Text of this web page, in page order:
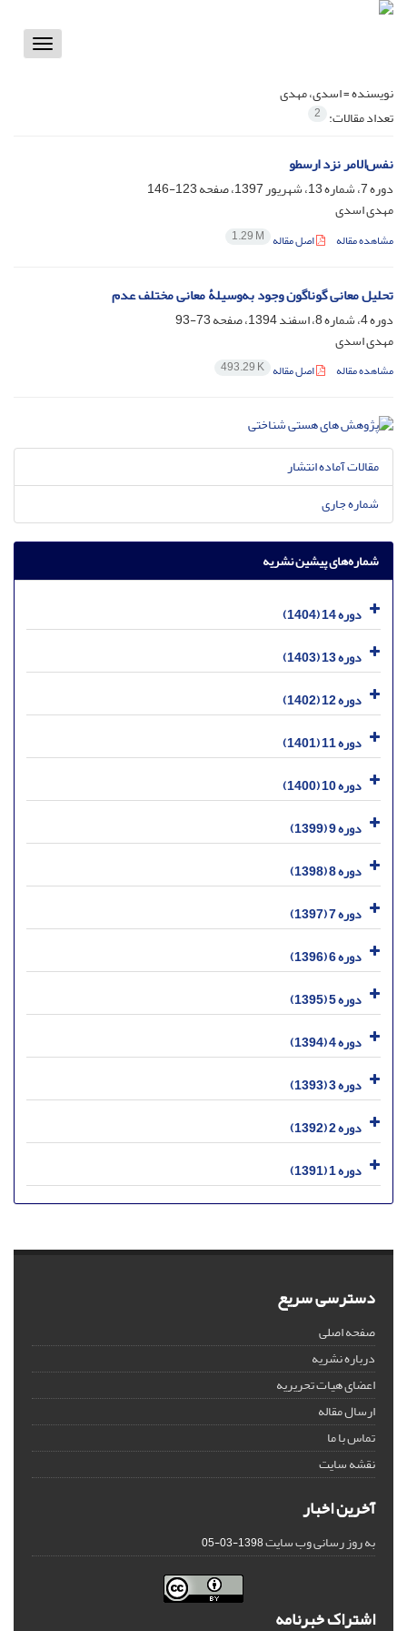
Toggle
نویسنده =اسدی، مهدی
تعداد مقالات: 2
نفس‌الامر نزد ارسطو
دوره 7، شماره 13، شهریور 1397، صفحه
123-146
مهدی اسدی
مشاهده مقاله اصل مقاله 1.29 M
تحلیل معانی گوناگون وجود به‌وسیلۀ معانی مختلف عدم
دوره 4، شماره 8، اسفند 1394، صفحه
73-93
مهدی اسدی
مشاهده مقاله اصل مقاله 493.29 K
مقالات آماده انتشار
شماره جاری
شماره‌های پیشین نشریه
دوره 14 (1404)
دوره 13 (1403)
دوره 12 (1402)
دوره 11 (1401)
دوره 10 (1400)
دوره 9 (1399)
دوره 8 (1398)
دوره 7 (1397)
دوره 6 (1396)
دوره 5 (1395)
دوره 4 (1394)
دوره 3 (1393)
دوره 2 (1392)
دوره 1 (1391)
دسترسی سریع
صفحه اصلی
درباره نشریه
اعضای هیات تحریریه
ارسال مقاله
تماس با ما
نقشه سایت
آخرین اخبار
به روز رسانی وب سایت1398-03-05
اشتراک خبرنامه